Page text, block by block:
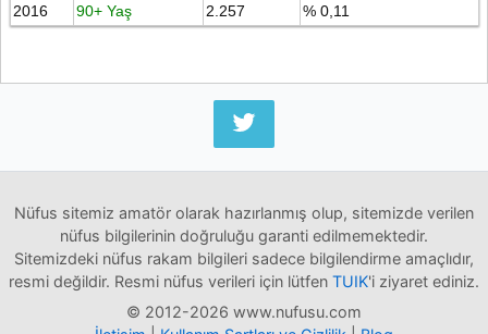
2016
90+ Yaş 2.257 % 0,11
Nüfus sitemiz amatör olarak hazırlanmış olup, sitemizde verilen
nüfus bilgilerinin doğruluğu garanti edilmemektedir.
Sitemizdeki nüfus rakam bilgileri sadece bilgilendirme amaçlıdır,
resmi değildir. Resmi nüfus verileri için lütfen TUIK'i ziyaret ediniz.
© 2012-2026 www.nufusu.com